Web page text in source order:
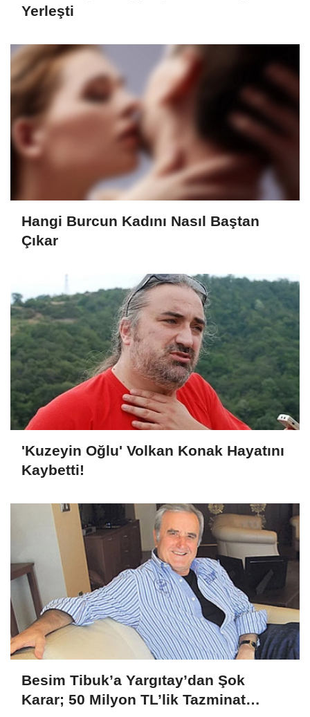
Yerleşti
Hangi Burcun Kadını Nasıl Baştan
Çıkar
'Kuzeyin Oğlu' Volkan Konak Hayatını
Kaybetti!
Besim Tibuk’a Yargıtay’dan Şok
Karar; 50 Milyon TL’lik Tazminat